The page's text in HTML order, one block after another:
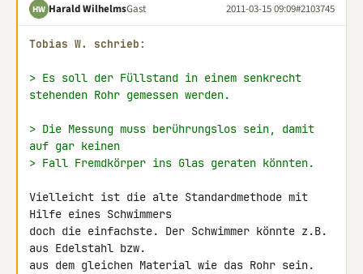
HW Harald WilhelmsGast 2011-03-15 09:09#2103745
Tobias W. schrieb:
> Es soll der Füllstand in einem senkrecht
stehenden Rohr gemessen werden.
> Die Messung muss berührungslos sein, damit
auf gar keinen
> Fall Fremdkörper ins Glas geraten könnten.
Vielleicht ist die alte Standardmethode mit
Hilfe eines Schwimmers
doch die einfachste. Der Schwimmer könnte z.B.
aus Edelstahl bzw.
aus dem gleichen Material wie das Rohr sein.